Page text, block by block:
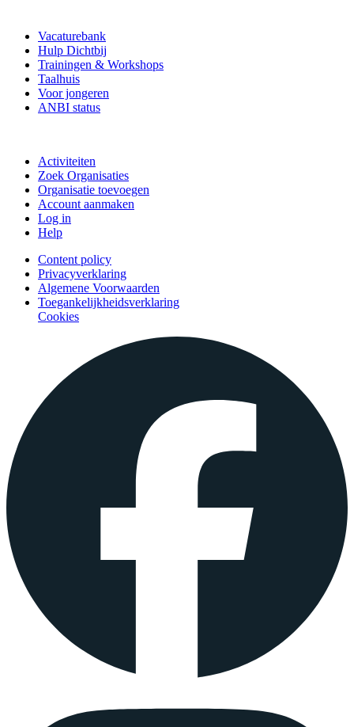
Vacaturebank
Hulp Dichtbij
Trainingen & Workshops
Taalhuis
Voor jongeren
ANBI status
Activiteiten
Zoek Organisaties
Organisatie toevoegen
Account aanmaken
Log in
Help
Content policy
Privacyverklaring
Algemene Voorwaarden
Toegankelijkheidsverklaring
Cookies